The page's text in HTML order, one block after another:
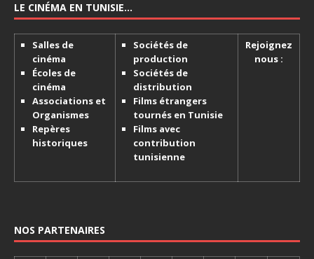
LE CINÉMA EN TUNISIE…
Salles de
cinéma
Écoles de
cinéma
Associations et
Organismes
Repères
historiques
Sociétés de
production
Sociétés de
distribution
Films étrangers
tournés en Tunisie
Films avec
contribution
tunisienne
Rejoignez
nous :
NOS PARTENAIRES